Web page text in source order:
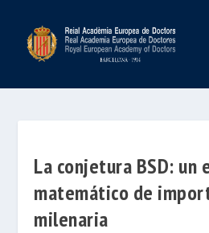
La conjetura BSD: un
matemático de
milenaria